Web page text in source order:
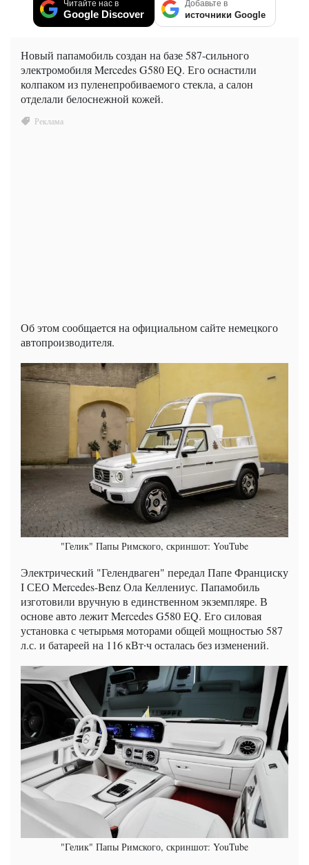
Читайте нас в
Google Discover
Добавьте в
источники Google
Новый папамобиль создан на базе 587-сильного
электромобиля Mercedes G580 EQ. Его оснастили
колпаком из пуленепробиваемого стекла, а салон
отделали белоснежной кожей.
Об этом сообщается на официальном сайте немецкого
автопроизводителя.
"Гелик" Папы Римского, скриншот: YouTube
Электрический "Гелендваген" передал Папе Франциску
І СЕО Mercedes-Benz Ола Келлениус. Папамобиль
изготовили вручную в единственном экземпляре. В
основе авто лежит Mercedes G580 EQ. Его силовая
установка с четырьмя моторами общей мощностью 587
л.с. и батареей на 116 кВт∙ч осталась без изменений.
"Гелик" Папы Римского, скриншот: YouTube